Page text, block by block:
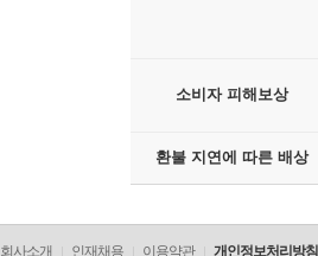
소비자 피해보상
환불 지연에 따른 배상
회사소개 인재채용 이용약관 개인정보처리방침